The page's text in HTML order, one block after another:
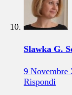
Slawka G.
9 Novembre
Rispondi